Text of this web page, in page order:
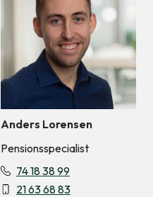
Anders Lorensen
Pensionsspecialist
74 18 38 99
21 63 68 83